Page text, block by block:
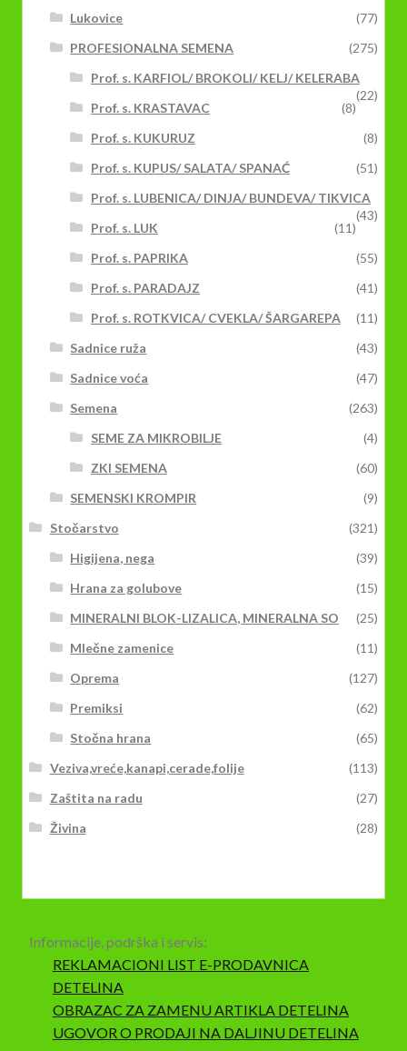
Lukovice
(77)
PROFESIONALNA SEMENA
(275)
Prof. s. KARFIOL/ BROKOLI/ KELJ/ KELERABA
(22)
Prof. s. KRASTAVAC
(8)
Prof. s. KUKURUZ
(8)
Prof. s. KUPUS/ SALATA/ SPANAĆ
(51)
Prof. s. LUBENICA/ DINJA/ BUNDEVA/ TIKVICA
(43)
Prof. s. LUK
(11)
Prof. s. PAPRIKA
(55)
Prof. s. PARADAJZ
(41)
Prof. s. ROTKVICA/ CVEKLA/ ŠARGAREPA
(11)
Sadnice ruža
(43)
Sadnice voća
(47)
Semena
(263)
SEME ZA MIKROBILJE
(4)
ZKI SEMENA
(60)
SEMENSKI KROMPIR
(9)
Stočarstvo
(321)
Higijena, nega
(39)
Hrana za golubove
(15)
MINERALNI BLOK-LIZALICA, MINERALNA SO
(25)
Mlečne zamenice
(11)
Oprema
(127)
Premiksi
(62)
Stočna hrana
(65)
Veziva,vreće,kanapi,cerade,folije
(113)
Zaštita na radu
(27)
Živina
(28)
Informacije, podrška i servis:
REKLAMACIONI LIST E-PRODAVNICA
DETELINA
OBRAZAC ZA ZAMENU ARTIKLA DETELINA
UGOVOR O PRODAJI NA DALJINU DETELINA